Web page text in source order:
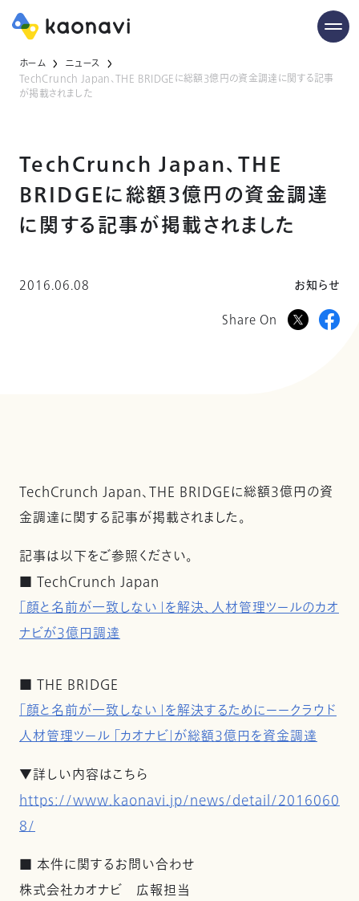
ホーム
ニュース
TechCrunch Japan、THE BRIDGEに総額3億円の資金調達に関する記事
が掲載されました
TechCrunch Japan、THE
BRIDGEに総額3億円の資金調達
に関する記事が掲載されました
2016.06.08 お知らせ
Share On
TechCrunch Japan、THE BRIDGEに総額3億円の資
金調達に関する記事が掲載されました。
記事は以下をご参照ください。
■ TechCrunch Japan
「顔と名前が一致しない」を解決、人材管理ツールのカオ
ナビが3億円調達
■ THE BRIDGE
「顔と名前が一致しない」を解決するためにーークラウド
人材管理ツール 「カオナビ」が総額3億円を資金調達
▼詳しい内容はこちら
https://www.kaonavi.jp/news/detail/2016060
8/
■ 本件に関するお問い合わせ
株式会社カオナビ 広報担当